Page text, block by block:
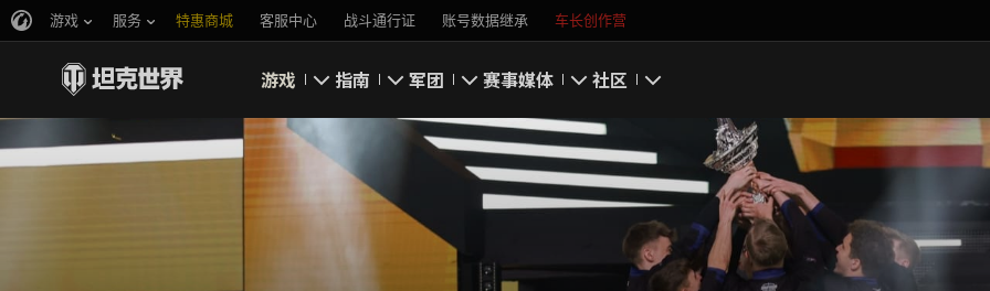
游戏 服务 特惠商城 客服中心 战斗通行证 账号数据继承 车长创作营
游戏
即刻下载
指南
高级用户
完整指南
军团
要塞
军团评级
赛事媒体
游戏截图
游戏壁纸
社区
我的资料
搜索玩家
官方自媒体